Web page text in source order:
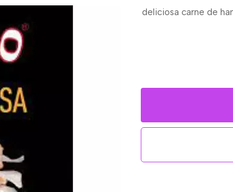
deliciosa carne de